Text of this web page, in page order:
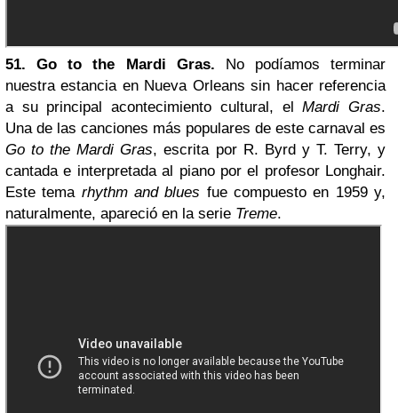
51. Go to the Mardi Gras. No podíamos terminar
nuestra estancia en Nueva Orleans sin hacer referencia
a su principal acontecimiento cultural, elMardi Gras.
Una de las canciones más populares de este carnaval es
Go to the Mardi Gras, escrita por R. Byrd y T. Terry, y
cantada e interpretada al piano por el profesor Longhair.
Este tema rhythm and blues fue compuesto en 1959 y,
naturalmente, apareció en la serie Treme.